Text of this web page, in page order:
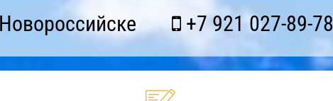
+7 921 027-89-78